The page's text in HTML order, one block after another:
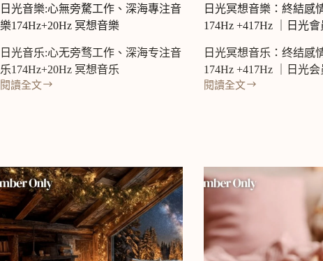
日光音樂:心無旁騖工作、深海專注音
樂174Hz+20Hz 冥想音樂
日光音乐:心无旁骛工作、深海专注音
乐174Hz+20Hz 冥想音乐
閱讀全文
日
無
旁
騖
工
作、
深
海
日光冥想音樂：終結感
174Hz +417Hz ｜日光
日光冥想音乐：终结感
174Hz +417Hz ｜日光
閱讀全文
日
樂：
終
感
情
內
耗